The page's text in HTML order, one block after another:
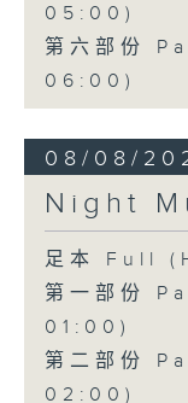
05:00)
第六部份
06:00)
08/08/
Night
足本 Full
第一部份
01:00)
第二部份
02:00)